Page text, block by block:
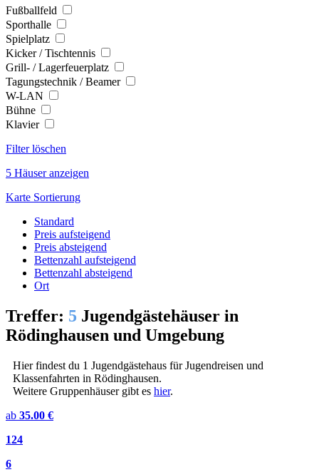
Fußballfeld
Sporthalle
Spielplatz
Kicker / Tischtennis
Grill- / Lagerfeuerplatz
Tagungstechnik / Beamer
W-LAN
Bühne
Klavier
Filter löschen
5 Häuser anzeigen
Karte Sortierung
Standard
Preis aufsteigend
Preis absteigend
Bettenzahl aufsteigend
Bettenzahl absteigend
Ort
Treffer: 5 Jugendgästehäuser in
Rödinghausen und Umgebung
Hier findest du 1 Jugendgästehaus für Jugendreisen und
Klassenfahrten in Rödinghausen.
Weitere Gruppenhäuser gibt es hier.
ab 35.00 €
124
6